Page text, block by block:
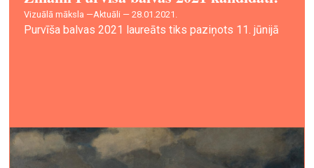
vizuālā māksla —Aktuāli — 28.01.2021.
Purvīša balvas 2021 laureāts tiks paziņots 11. jūnijā